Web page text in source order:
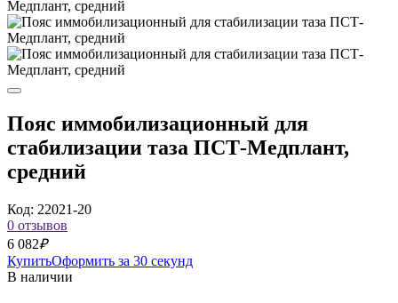
Пояс иммобилизационный для
стабилизации таза ПСТ-Медплант,
средний
Код: 22021-20
0 отзывов
6 082₽
КупитьОформить за 30 секунд
В наличии